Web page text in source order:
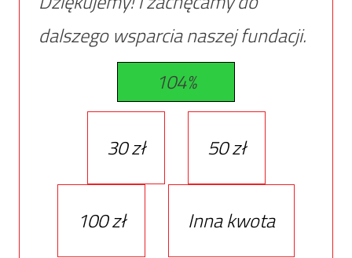
dalszego wsparcia naszej fundacji.
104%
30 zł 50 zł
100 zł
Inna kwota